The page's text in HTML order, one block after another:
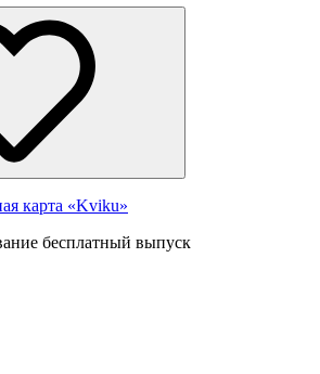
карта «Kviku»
бесплатный выпуск